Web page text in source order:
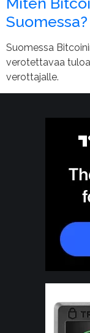
Suomessa?
Suomessa
verotettavaa
verottajalle.